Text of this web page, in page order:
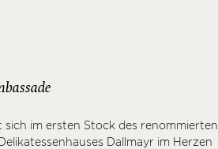
sich im ersten Stock des renommierten,
Dallmayr im Herzen